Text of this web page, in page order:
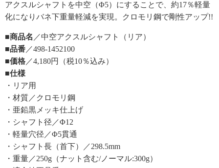
アクスルシャフトを中空（Φ5）にすることで、約17％軽量
化になりバネ下重量軽減を実現。クロモリ鋼で剛性アップ!!
■商品名 ／中空アクスルシャフト（リア）
■品番 ／498-1452100
■価格 ／4,180円（税10％込み）
■仕様
・リア用
・材質／クロモリ鋼
・亜鉛黒メッキ仕上げ
・シャフト径／Φ12
・軽量穴径／Φ5貫通
・シャフト長（首下）／298.5mm
・重量／250g（ナット含む/ノーマル:300g）